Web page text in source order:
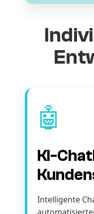
🤖
KI-
Intelligente